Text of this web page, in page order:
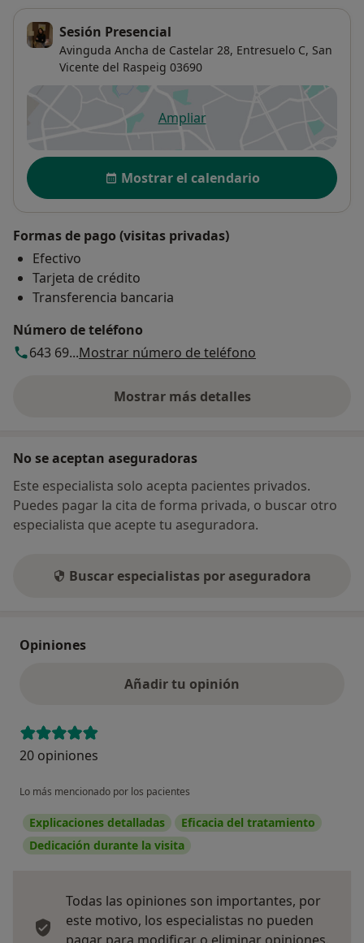
Sesión Presencial
Avinguda Ancha de Castelar 28, Entresuelo C, San
Vicente del Raspeig 03690
Ampliarse abre en una nueva
Disponibilidad
Mostrar el calendario
Formas de pago (visitas privadas)
Efectivo
Tarjeta de crédito
Transferencia bancaria
Número de teléfono
643 69...Mostrar número de teléfono
Mostrar más detalles
sobre la dirección
No se aceptan aseguradoras
Este especialista solo acepta pacientes privados.
Puedes pagar la cita de forma privada, o buscar otro
especialista que acepte tu aseguradora.
Buscar especialistas por aseguradora
Opiniones
Añadir tu opinión
20 opiniones
Lo más mencionado por los pacientes
Explicaciones detalladas
Eficacia del tratamiento
Dedicación durante la visita
Todas las opiniones son importantes, por
este motivo, los especialistas no pueden